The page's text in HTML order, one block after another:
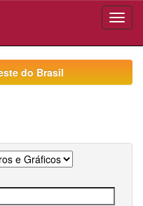
do Brasil